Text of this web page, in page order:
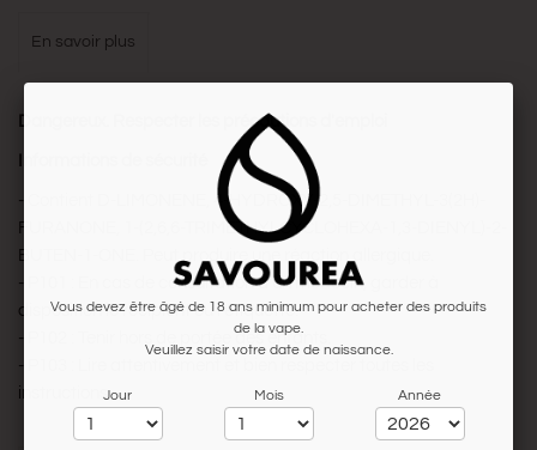
en savoir plus
Dangereux. Respecter les précautions d'emploi
- Contient D-LIMONENE, 4-HYDROXY-2,5-DIMETHYL-3(2H)-
FURANONE, 1-(2,6,6-TRIMETHYLCYCLOHEXA-1,3-DIENYL)-2-
BUTEN-1-ONE. Peut produire une réaction allergique.
- P101 : En cas de consultation d'un médecin, garder à
disposition le récipient ou l'étiquette.
- P102 : Tenir hors de portée des enfants.
- P103 : Lire attentivement et bien respecter toutes les
instructions.
Vous devez être âgé de 18 ans minimum pour acheter des produits
de la vape.
Veuillez saisir votre date de naissance.
Jour Mois Année